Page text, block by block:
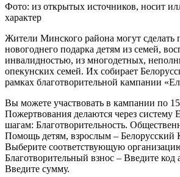
Фото: из открытых источников, носит
характер
Жители Минского района могут сделать
новогоднего подарка детям из семей,
инвалидностью, из многодетных,
опекунских семей. Их собирает
рамках благотворительной кампании
Вы можете участвовать в кампании по
Пожертвования делаются через
шагам: Благотворительность.
Помощь детям, взрослым – Белорусский
Выберите соответствующую
Благотворительный взнос – Введите
Введите сумму.